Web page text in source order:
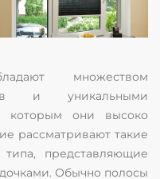
множеством
и уникальными
которым они высоко
рассматривают такие
представляющие
Обычно полосы